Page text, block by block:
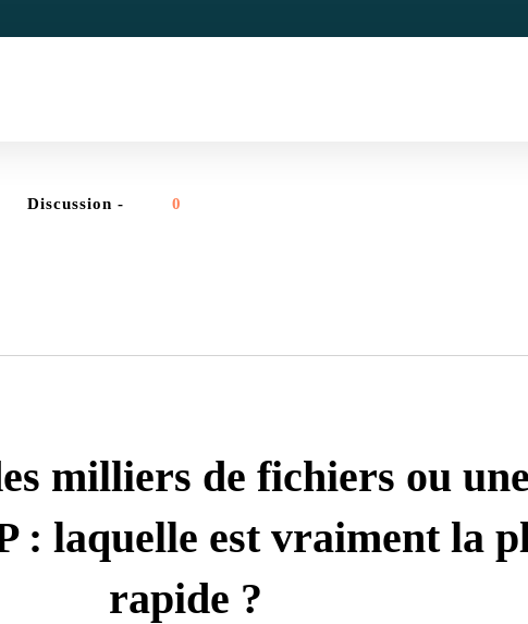
Discussion - 0
milliers de fichiers ou une
: laquelle est vraiment la
rapide ?